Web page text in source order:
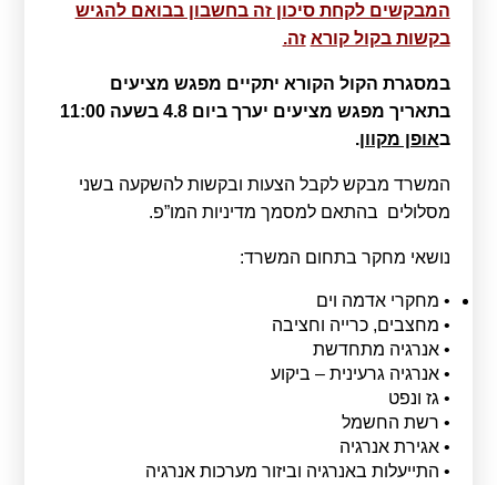
המבקשים לקחת סיכון זה בחשבון בבואם להגיש
בקשות בקול קורא זה.
במסגרת הקול הקורא יתקיים מפגש מציעים
בתאריך מפגש מציעים יערך ביום4.8
בשעה 11:00
באופן מקוון.
המשרד מבקש לקבל הצעות ובקשות להשקעה בשני
מסלולים בהתאם למסמך מדיניות המו”פ.
נושאי מחקר בתחום המשרד:
• מחקרי אדמה וים
• מחצבים, כרייה וחציבה
• אנרגיה מתחדשת
• אנרגיה גרעינית – ביקוע
• גז ונפט
• רשת החשמל
• אגירת אנרגיה
• התייעלות באנרגיה וביזור מערכות אנרגיה